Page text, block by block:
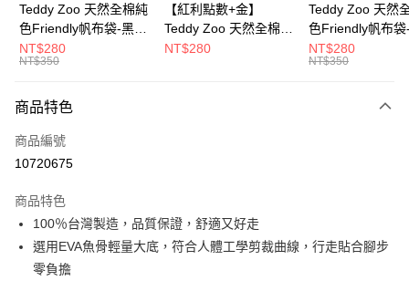
大哥付你分期
相關說明
2.付款方式選擇「大哥付你分期」，訂單成立後會自動跳轉到大哥付的交易
成交易。
3.實際核准額度、可分期數及費用金額請依後續交易確認頁面所載為準。
消。如遇「轉專審核」未通過狀況，表示未達大哥付你分期系統評分，恕無
法說明評估內容。
【繳款方式說明】
1.分期款項不併入電信帳單，「大哥付你分期」於每月結算日後寄送繳費提
2.透過簡訊連結打開帳單後，可選擇「超商條碼／台灣大直營門市／銀行轉
運送方式
全家取貨付款
付款後全家取貨
每筆NT$100，滿NT$700(含以上)免運費
Teddy Zoo 天然全棉純
色Friendly帆布袋-黑色
(TZB107)
NT$280
NT$350
【紅利點數+金】
Teddy Zoo 天然全棉純
色Friendly帆布袋-白色
NT$280
Teddy Zoo 天然
色Friendly帆布袋
色(TZB107)
NT$280
NT$350
商品特色
商品編號
10720675
商品特色
100％台灣製造，品質保證，舒適又好走
選用EVA魚骨輕量大底，符合人體工學剪裁曲線，行走貼合腳步
零負擔